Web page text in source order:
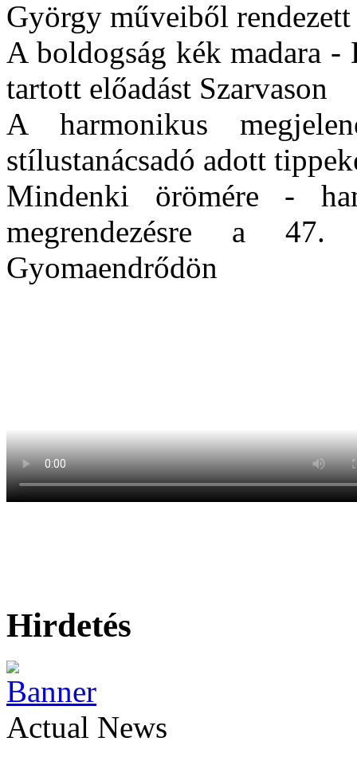
György műveiből
A boldogság kék madara
tartott előadást Szarvason
A harmonikus
stílustanácsadó adott
Mindenki örömére -
megrendezésre a 47.
Gyomaendrődön
Hirdetés
Actual News